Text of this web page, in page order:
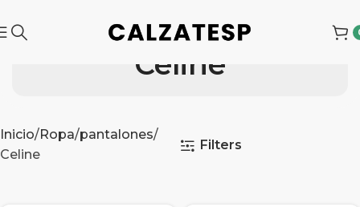
Celine
Inicio Ropa pantalones
Celine
Filters